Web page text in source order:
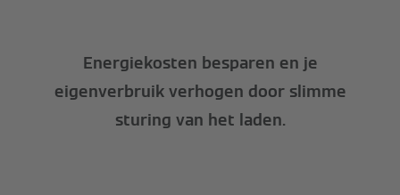
Energiekosten besparen en je
eigenverbruik verhogen door slimme
sturing van het laden.